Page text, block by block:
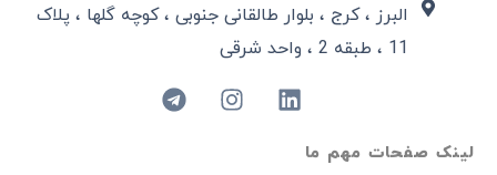
لینک صفحات مهم ما
البرز ، کرج ، بلوار طالقانی جنوبی ، کوچه گلها ، پلاک
11 ، طبقه 2 ، واحد شرقی